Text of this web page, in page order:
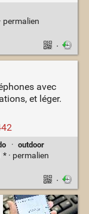
permalien
·
avec
et léger.
· outdoor
· permalien
·